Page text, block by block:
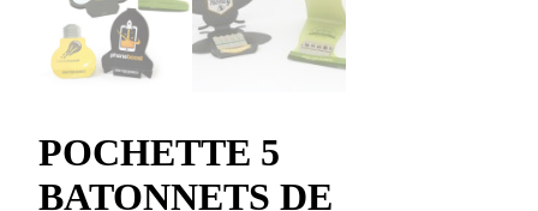
POCHETTE 5
BATONNETS DE